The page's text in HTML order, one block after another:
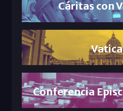
Cáritas con
Conferencia